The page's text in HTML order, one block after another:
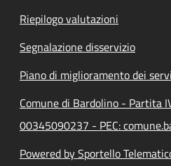
Riepilogo valutazioni
Segnalazione disservizio
Piano di miglioramento dei
Comune di Bardolino - Partita
00345090237 - PEC:
Powered by Sportello